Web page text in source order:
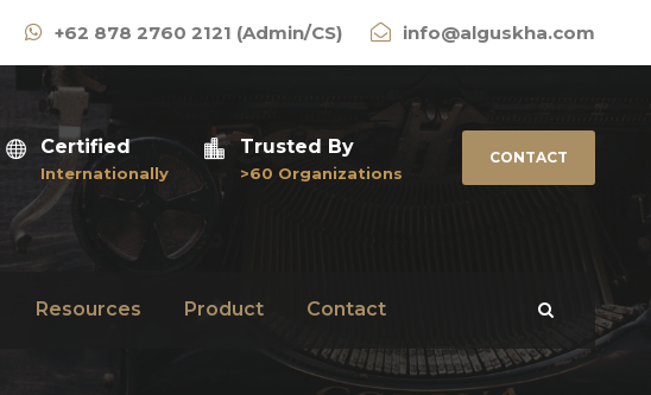
+62 878 2760 2121 (Admin/CS) info@alguskha.com
Certified
Internationally
Trusted By
>60 Organizations
CONTACT
Resources Product Contact